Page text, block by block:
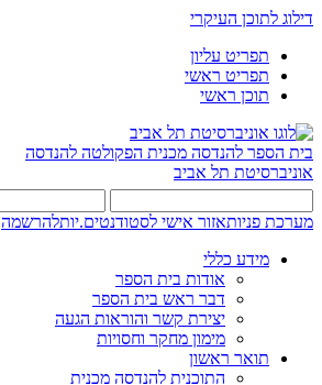
דילוג לתוכן העיקרי
תפריט עליון
תפריט ראשי
תוכן ראשי
בית הספר להנדסה מכנית הפקולטה להנדסה
אוניברסיטת תל אביב
מערכת פניותאזור אישי לסטודנטים.יותלהרשמה
מידע כללי
אודות בית הספר
דבר ראש בית הספר
יצירת קשר והוראות הגעה
מימון מחקר וחסויות
תואר ראשון
התוכנית להנדסה מכנית